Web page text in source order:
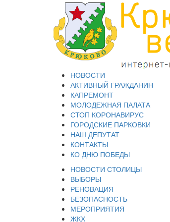
НОВОСТИ
АКТИВНЫЙ ГРАЖДАНИН
КАПРЕМОНТ
МОЛОДЕЖНАЯ ПАЛАТА
СТОП КОРОНАВИРУС
ГОРОДСКИЕ ПАРКОВКИ
НАШ ДЕПУТАТ
КОНТАКТЫ
КО ДНЮ ПОБЕДЫ
НОВОСТИ СТОЛИЦЫ
ВЫБОРЫ
РЕНОВАЦИЯ
БЕЗОПАСНОСТЬ
МЕРОПРИЯТИЯ
ЖКХ